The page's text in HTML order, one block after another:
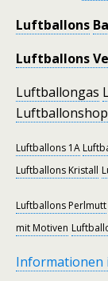
Luftballons
Luftballons
Luftballongas
Luftballonshop
Luftballons 1A
Luftballons Kristall
Luftballons Perlmutt
mit Motiven
Informationen